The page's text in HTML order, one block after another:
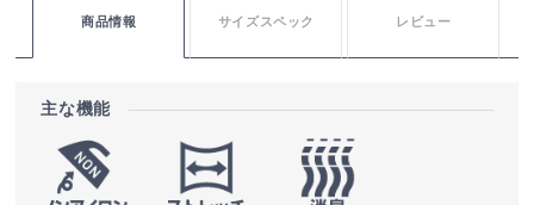
商品情報 サイズスペック レビュー
主な機能